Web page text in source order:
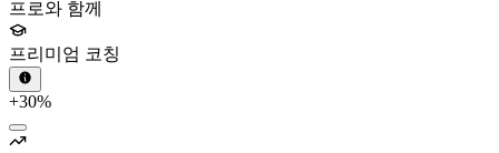
프로와 함께
프리미엄 코칭
+30%